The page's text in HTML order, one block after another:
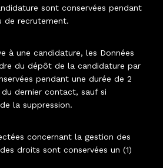
sont conservées pendant
de recrutement.
à une candidature, les Données
du dépôt de la candidature par
pendant une durée de 2
dernier contact, sauf si
la suppression.
concernant la gestion des
droits sont conservées un (1)